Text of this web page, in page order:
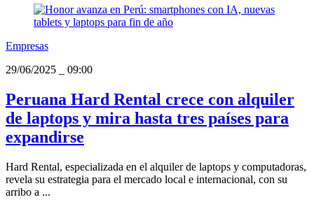
Empresas
29/06/2025
09:00
Peruana Hard Rental crece con alquiler
de laptops y mira hasta tres países para
expandirse
Hard Rental, especializada en el alquiler de laptops y computadoras,
revela su estrategia para el mercado local e internacional, con su
arribo a ...